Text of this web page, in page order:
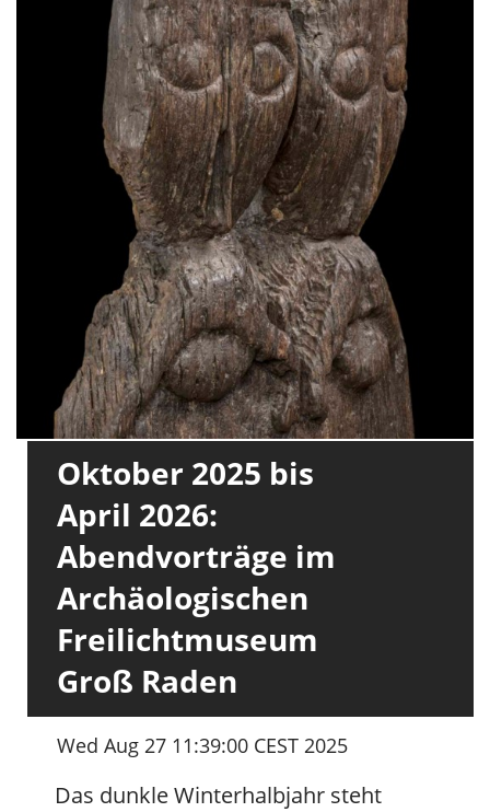
Oktober 2025 bis
April 2026:
Abendvorträge im
Archäologischen
Freilichtmuseum
Groß Raden
Wed Aug 27 11:39:00 CEST 2025
Das dunkle Winterhalbjahr steht